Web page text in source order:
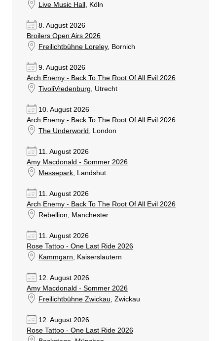
Live Music Hall
, Köln
8. August 2026
Broilers Open Airs 2026
Freilichtbühne Loreley, Bornich
9. August 2026
Arch Enemy - Back To The Root Of All Evil 2026
TivoliVredenburg , Utrecht
10. August 2026
Arch Enemy - Back To The Root Of All Evil 2026
The Underworld
, London
11. August 2026
Amy Macdonald - Sommer 2026
Messepark, Landshut
11. August 2026
Arch Enemy - Back To The Root Of All Evil 2026
Rebellion , Manchester
11. August 2026
Rose Tattoo - One Last Ride 2026
Kammgarn , Kaiserslautern
12. August 2026
Amy Macdonald - Sommer 2026
Freilichtbühne Zwickau , Zwickau
12. August 2026
Rose Tattoo - One Last Ride 2026